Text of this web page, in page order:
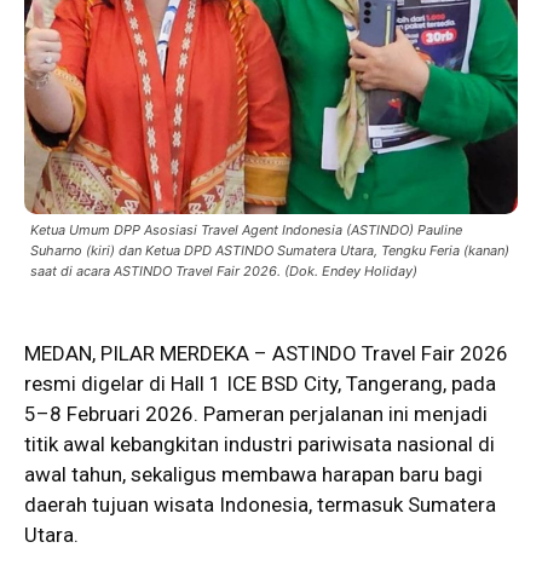
Ketua Umum DPP Asosiasi Travel Agent Indonesia (ASTINDO) Pauline
Suharno (kiri) dan Ketua DPD ASTINDO Sumatera Utara, Tengku Feria (kanan)
saat di acara ASTINDO Travel Fair 2026. (Dok. Endey Holiday)
MEDAN, PILAR MERDEKA – ASTINDO Travel Fair 2026
resmi digelar di Hall 1 ICE BSD City, Tangerang, pada
5–8 Februari 2026. Pameran perjalanan ini menjadi
titik awal kebangkitan industri pariwisata nasional di
awal tahun, sekaligus membawa harapan baru bagi
daerah tujuan wisata Indonesia, termasuk Sumatera
Utara.